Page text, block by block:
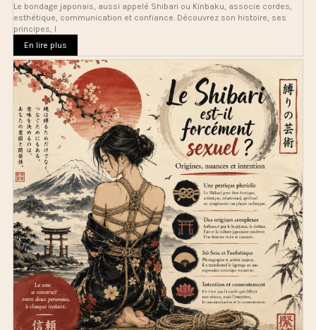
Le bondage japonais, aussi appelé Shibari ou Kinbaku, associe cordes,
esthétique, communication et confiance. Découvrez son histoire, ses
principes, l
En lire plus